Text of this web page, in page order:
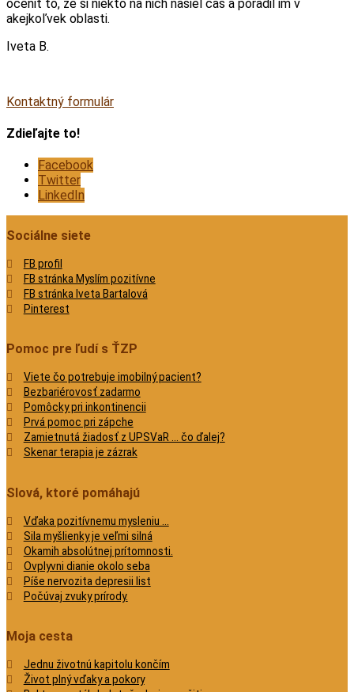
oceniť to, že si niekto na nich našiel čas a poradil im v
akejkoľvek oblasti.
Iveta B.
Kontaktný formulár
Zdieľajte to!
Facebook
Twitter
LinkedIn
Sociálne siete
FB profil
FB stránka Myslím pozitívne
FB stránka Iveta Bartalová
Pinterest
Pomoc pre ľudí s ŤZP
Viete čo potrebuje imobilný pacient?
Bezbariérovosť zadarmo
Pomôcky pri inkontinencii
Prvá pomoc pri zápche
Zamietnutá žiadosť z UPSVaR … čo ďalej?
Skenar terapia je zázrak
Slová, ktoré pomáhajú
Vďaka pozitívnemu mysleniu …
Sila myšlienky je veľmi silná
Okamih absolútnej prítomnosti.
Ovplyvni dianie okolo seba
Píše nervozita depresii list
Počúvaj zvuky prírody.
Moja cesta
Jednu životnú kapitolu končím
Život plný vďaky a pokory